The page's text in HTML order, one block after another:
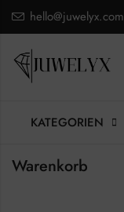
hello@juwelyx.com
KATEGORIEN
Warenkorb